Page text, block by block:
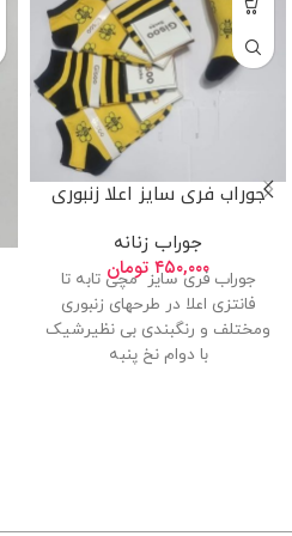
جوراب فری سایز اعلا زنبوری
جوراب زنانه
۴۵۰,۰۰۰ تومان
جوراب فری سایز مچی تابه تا
فانتزی اعلا در طرحهای زنبوری
ومختلف و رنگبندی بی نظیرشیک
با دوام نخ پنبه